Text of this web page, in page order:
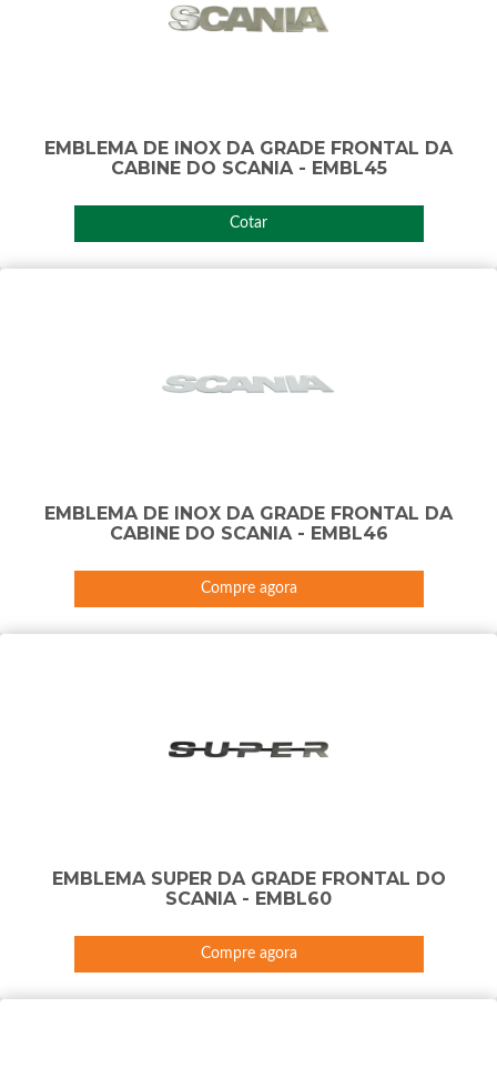
EMBLEMA DE INOX DA GRADE FRONTAL DA
CABINE DO SCANIA - EMBL45
Cotar
EMBLEMA DE INOX DA GRADE FRONTAL DA
CABINE DO SCANIA - EMBL46
Compre agora
EMBLEMA SUPER DA GRADE FRONTAL DO
SCANIA - EMBL60
Compre agora